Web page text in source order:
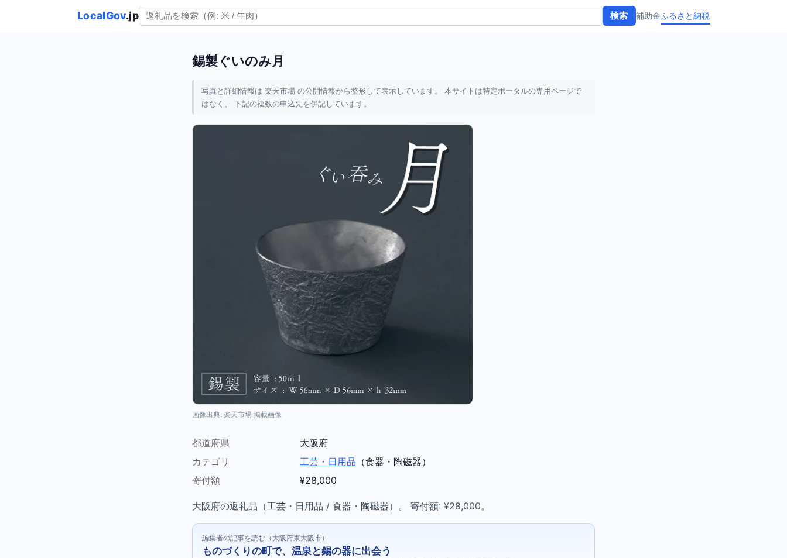
LocalGov.jp 検索 補助金ふるさと納税
錫製ぐいのみ月
写真と詳細情報は 楽天市場 の公開情報から整形して表示しています。 本サイトは特定ポータルの専用ページで
はなく、 下記の複数の申込先を併記しています。
画像出典: 楽天市場 掲載画像
都道府県
大阪府
カテゴリ
工芸・日用品 （食器・陶磁器）
寄付額
¥28,000
大阪府の返礼品（工芸・日用品 / 食器・陶磁器）。 寄付額: ¥28,000。
編集者の記事を読む（大阪府東大阪市）
ものづくりの町で、温泉と錫の器に出会う